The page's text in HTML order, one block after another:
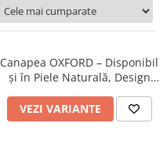
Canapea OXFORD – Disponibil
și în Piele Naturală, Design
Elegant
VEZI VARIANTE